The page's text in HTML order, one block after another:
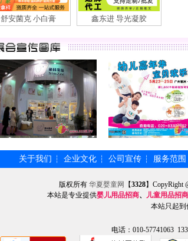
舒安菌克 小白膏 鑫东进 导光凝胶
关于我们 ┆ 企业文化 ┆ 公司宣传 ┆ 服务范围
版权所有 华夏婴童网 【3328】CopyRight
本站是专业提供婴儿用品招商、 儿童用品招商
本站只起
电话：010-57741063